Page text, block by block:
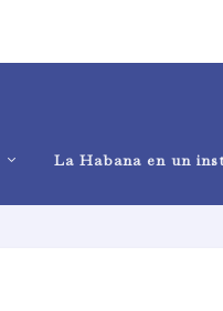
La Habana en un